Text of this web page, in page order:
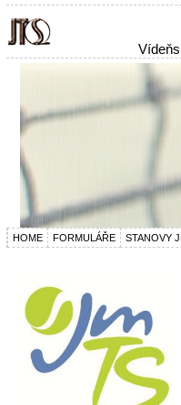
HOME FORMULÁŘE STANOVY